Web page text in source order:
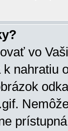
vo
nahratiu